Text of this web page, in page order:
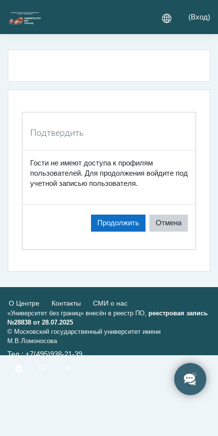
(Вход)
Подтвердить
Гости не имеют доступа к профилям
пользователей. Для продолжения войдите под
учетной записью пользователя.
Продолжить Отмена
О Центре Контакты СМИ о нас
«Университет без границ» внесён в реестр ПО, реестровая запись
№28838 от 28.07.2025
© Московский государственный университет имени
М.В.Ломоносова
Тел.: +7(495)938-21-39